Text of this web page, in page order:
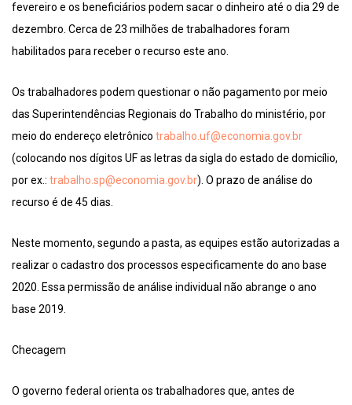
fevereiro e os beneficiários podem sacar o dinheiro até o dia 29 de
dezembro. Cerca de 23 milhões de trabalhadores foram
habilitados para receber o recurso este ano.
Os trabalhadores podem questionar o não pagamento por meio
das Superintendências Regionais do Trabalho do ministério, por
meio do endereço eletrônico trabalho.uf@economia.gov.br
(colocando nos dígitos UF as letras da sigla do estado de domicílio,
por ex.: trabalho.sp@economia.gov.br). O prazo de análise do
recurso é de 45 dias.
Neste momento, segundo a pasta, as equipes estão autorizadas a
realizar o cadastro dos processos especificamente do ano base
2020. Essa permissão de análise individual não abrange o ano
base 2019.
Checagem
O governo federal orienta os trabalhadores que, antes de